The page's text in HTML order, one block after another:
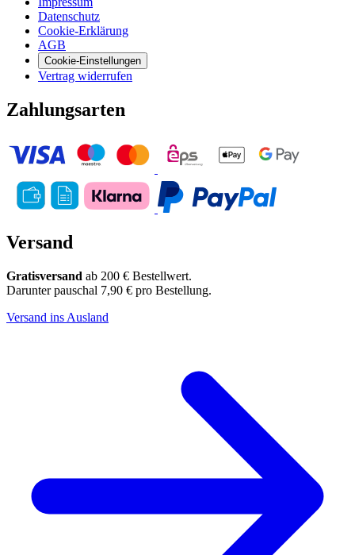
Datenschutz
Cookie-Erklärung
AGB
Cookie-Einstellungen
Vertrag widerrufen
Zahlungsarten
Versand
Gratisversand ab 200 € Bestellwert.
Darunter pauschal 7,90 € pro Bestellung.
Versand ins Ausland